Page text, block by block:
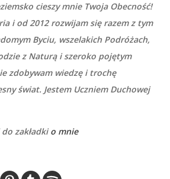
cieszy mnie Twoja Obecność!
i od 2012 rozwijam się razem z tym
Byciu, wszelakich Podróżach,
z Naturą i szeroko pojętym
zdobywam wiedzę i trochę
świat. Jestem Uczniem Duchowej
zakładkio mnie